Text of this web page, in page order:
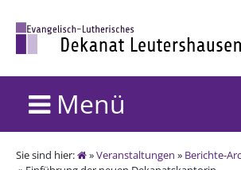
Menü
Sie sind hier: »Veranstaltungen » Berichte-